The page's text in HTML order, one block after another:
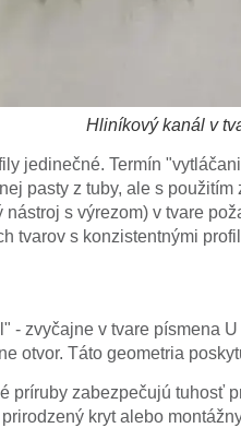
Hliníkový kanál v
jedinečné. Termín
pasty z tuby, ale s
s výrezom) v tvare
tvarov s konzistentnými
- zvyčajne v tvare písmena
otvor. Táto geometria
príruby zabezpečujú tuhosť
kryt alebo